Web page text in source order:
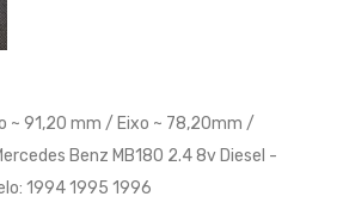
~ 91,20 mm / Eixo ~ 78,20mm /
Benz MB180 2.4 8v Diesel -
1994 1995 1996